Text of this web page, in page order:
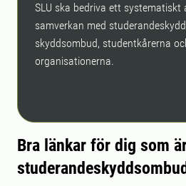
SLU ska bedriva ett systematiskt
samverkan med
skyddsombud, studentkårerna
organisationerna.
Bra länkar för dig som